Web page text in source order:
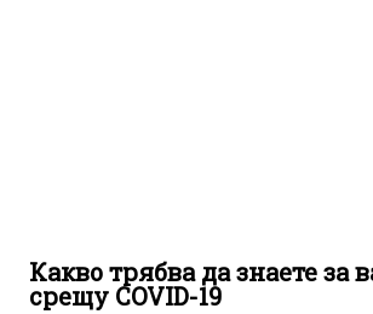
Какво трябва да знаете за
срещу COVID-19